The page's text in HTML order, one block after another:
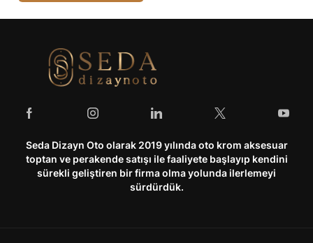
Seda Dizayn Oto olarak 2019 yılında oto krom aksesuar
toptan ve perakende satışı ile faaliyete başlayıp kendini
sürekli geliştiren bir firma olma yolunda ilerlemeyi
sürdürdük.